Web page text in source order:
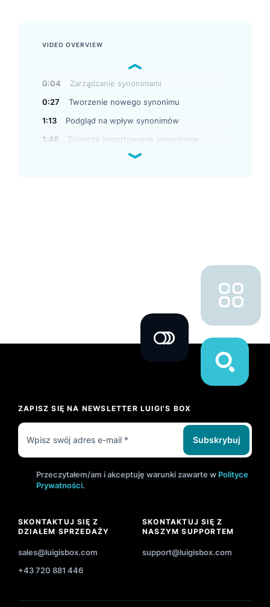
VIDEO OVERVIEW
0:04
Zarządzanie synonimami
0:27
Tworzenie nowego synonimu
1:13
Podgląd na wpływ synonimów
1:46
Zbiorcze importowanie synonimów
ZAPISZ SIĘ NA NEWSLETTER LUIGI'S BOX
Subskrybuj
Przeczytałem/am i akceptuję warunki zawarte w Polityce
Prywatności.
SKONTAKTUJ SIĘ Z
DZIAŁEM SPRZEDAŻY
sales@luigisbox.com
+43 720 881 446
SKONTAKTUJ SIĘ Z
NASZYM SUPPORTEM
support@luigisbox.com